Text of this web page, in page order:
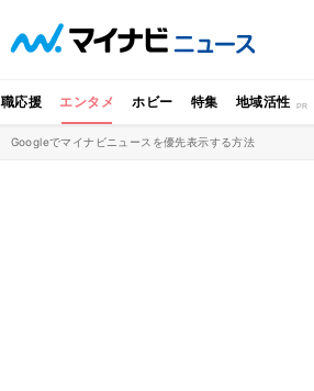
応援 エンタメ ホビー 特集 地域活性
Googleでマイナビニュースを優先表示する方法